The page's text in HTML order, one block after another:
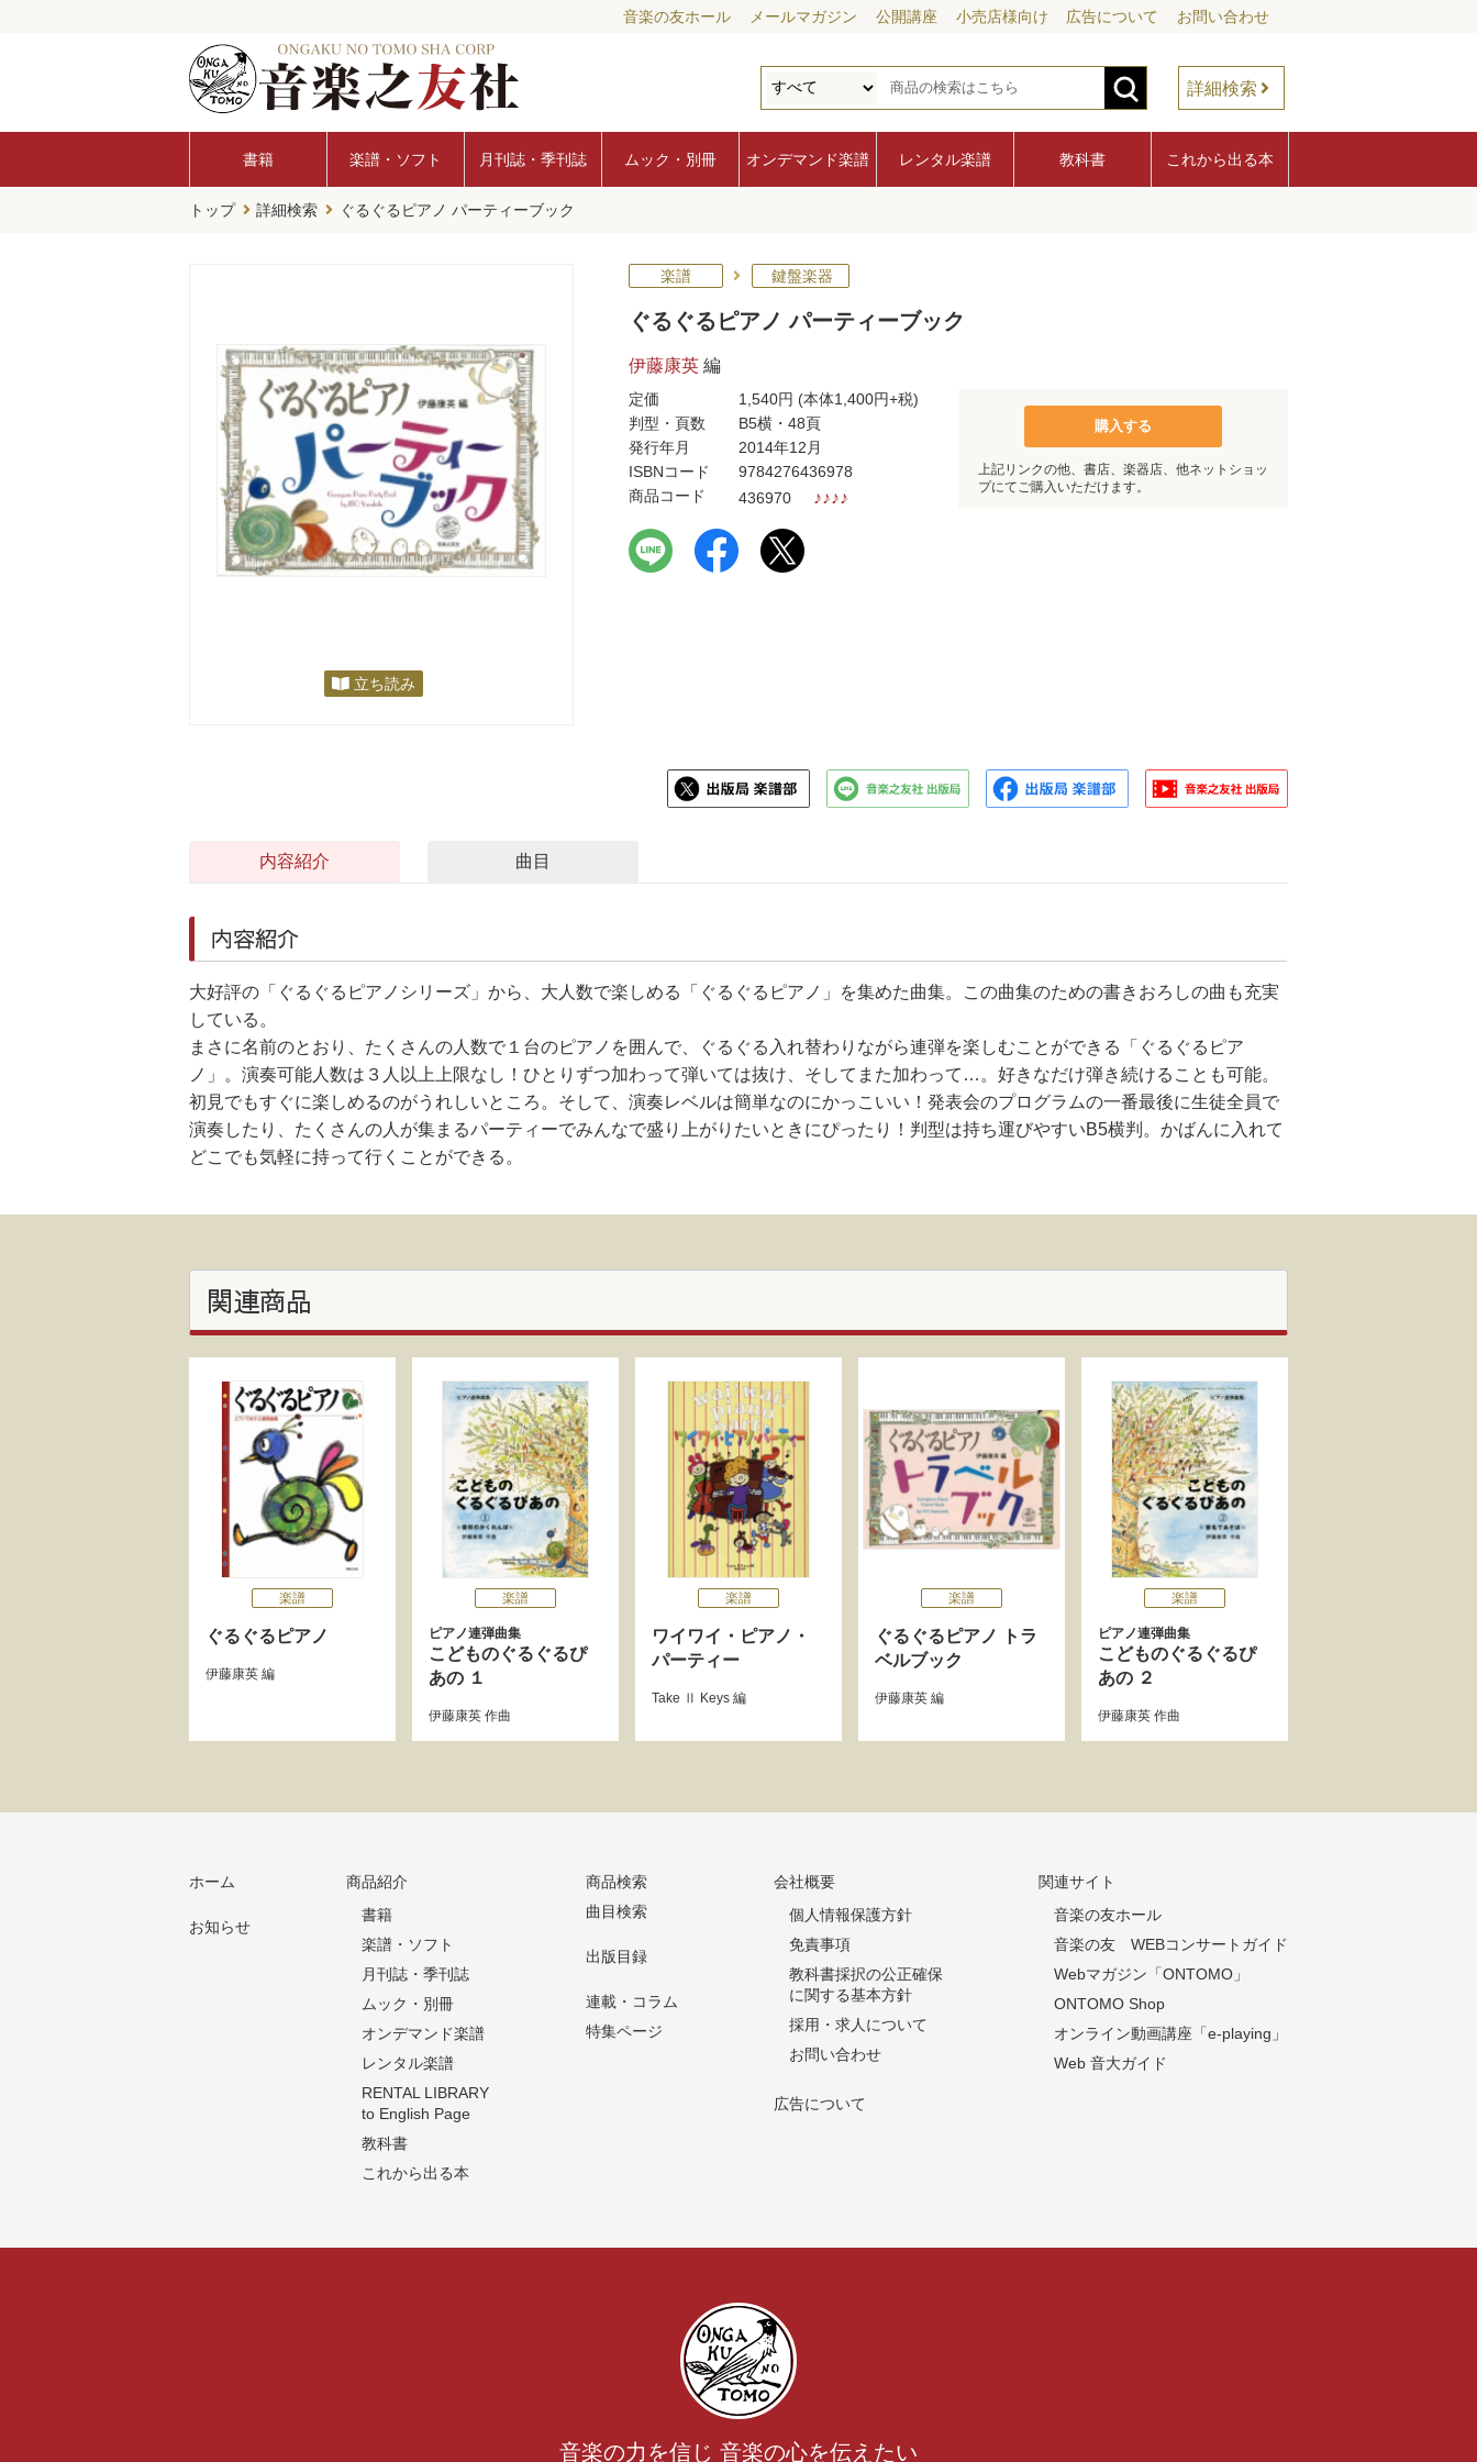
音楽の友ホール メールマガジン 公開講座 小売店様向け 広告について お問い合わせ
詳細検索
書籍 楽譜・ソフト 月刊誌・季刊誌 ムック・別冊 オンデマンド楽譜 レンタル楽譜 教科書 これから出る本
トップ 詳細検索 ぐるぐるピアノ パーティーブック
立ち読み
楽譜 鍵盤楽器
ぐるぐるピアノ パーティーブック
伊藤康英 編
定価 1,540円 (本体1,400円+税)
判型・頁数
B5横・48頁
発行年月
2014年12月
ISBNコード
9784276436978
商品コード
436970 ♪♪♪♪
購入する
上記リンクの他、書店、楽器店、他ネットショッ
プにてご購入いただけます。
内容紹介 曲目
内容紹介
大好評の「ぐるぐるピアノシリーズ」から、大人数で楽しめる「ぐるぐるピアノ」を集めた曲集。この曲集のための書きおろしの曲も充実
している。
まさに名前のとおり、たくさんの人数で１台のピアノを囲んで、ぐるぐる入れ替わりながら連弾を楽しむことができる「ぐるぐるピア
ノ」。演奏可能人数は３人以上上限なし！ひとりずつ加わって弾いては抜け、そしてまた加わって…。好きなだけ弾き続けることも可能。
初見でもすぐに楽しめるのがうれしいところ。そして、演奏レベルは簡単なのにかっこいい！発表会のプログラムの一番最後に生徒全員で
演奏したり、たくさんの人が集まるパーティーでみんなで盛り上がりたいときにぴったり！判型は持ち運びやすいB5横判。かばんに入れて
どこでも気軽に持って行くことができる。
関連商品
楽譜
ぐるぐるピアノ
伊藤康英 編
楽譜
ピアノ連弾曲集
こどものぐるぐるぴ
あの １
伊藤康英 作曲
楽譜
ワイワイ・ピアノ・
パーティー
Take Ⅱ Keys 編
楽譜
ぐるぐるピアノ トラ
ベルブック
伊藤康英 編
楽譜
ピアノ連弾曲集
こどものぐるぐるぴ
あの ２
伊藤康英 作曲
ホーム
お知らせ
商品紹介
書籍
楽譜・ソフト
月刊誌・季刊誌
ムック・別冊
オンデマンド楽譜
レンタル楽譜
RENTAL LIBRARY
to English Page
教科書
これから出る本
商品検索
曲目検索
出版目録
連載・コラム
特集ページ
会社概要
個人情報保護方針
免責事項
教科書採択の公正確保
に関する基本方針
採用・求人について
お問い合わせ
広告について
関連サイト
音楽の友ホール
音楽の友 WEBコンサートガイド
Webマガジン「ONTOMO」
ONTOMO Shop
オンライン動画講座「e-playing」
Web 音大ガイド
音楽の力を信じ 音楽の心を伝えたい